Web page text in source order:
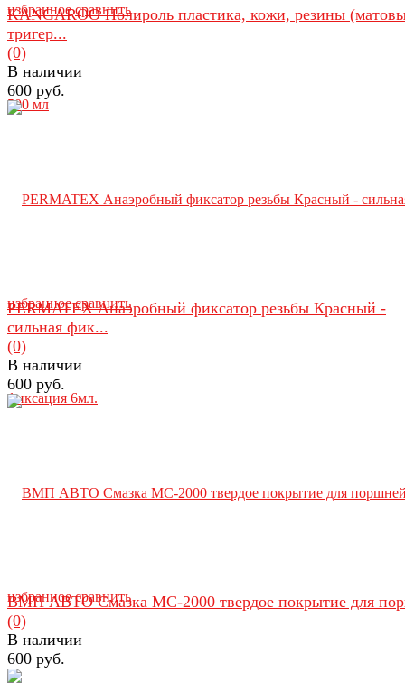
избранное сравнить
избранное сравнить
KANGAROO Полироль пластика, кожи, резины
тригер...
(0)
В наличии
600 руб.
избранное сравнить
PERMATEX Анаэробный фиксатор резьбы Красный -
сильная фик...
(0)
В наличии
600 руб.
ВМП АВТО Смазка МС-2000 твердое покрытие для
(0)
В наличии
600 руб.